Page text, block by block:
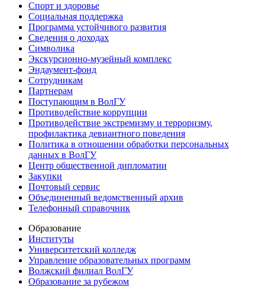
Спорт и здоровье
Социальная поддержка
Программа устойчивого развития
Сведения о доходах
Символика
Экскурсионно-музейный комплекс
Эндаумент-фонд
Сотрудникам
Партнерам
Поступающим в ВолГУ
Противодействие коррупции
Противодействие экстремизму и терроризму,
профилактика девиантного поведения
Политика в отношении обработки персональных
данных в ВолГУ
Центр общественной дипломатии
Закупки
Почтовый сервис
Объединенный ведомственный архив
Телефонный справочник
Образование
Институты
Университетский колледж
Управление образовательных программ
Волжский филиал ВолГУ
Образование за рубежом